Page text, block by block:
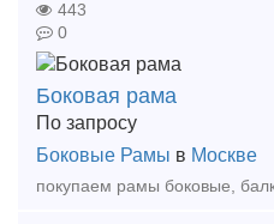
443
0
Боковая рама
По запросу
Боковые Рамы в Москве